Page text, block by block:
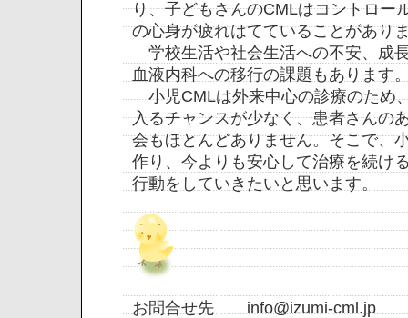
り、子どもさんのCMLはコントロー
の心身が疲れはてていることがあり
学校生活や社会生活への不安、成
血液内科への移行の課題もあります
小児CMLは外来中心の診療のため
入るチャンスが少なく、患者さんの
会もほとんどありません。そこで、
作り、今よりも安心して治療を続け
行動をしていきたいと思います。
お問合せ先
info@izumi-cml.jp